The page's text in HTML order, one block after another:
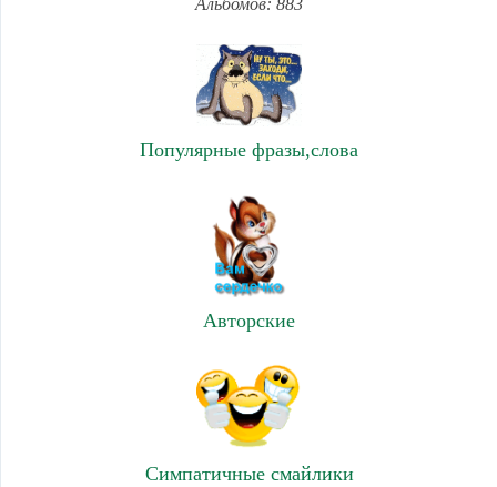
Популярные фразы,слова
Авторские
Симпатичные смайлики